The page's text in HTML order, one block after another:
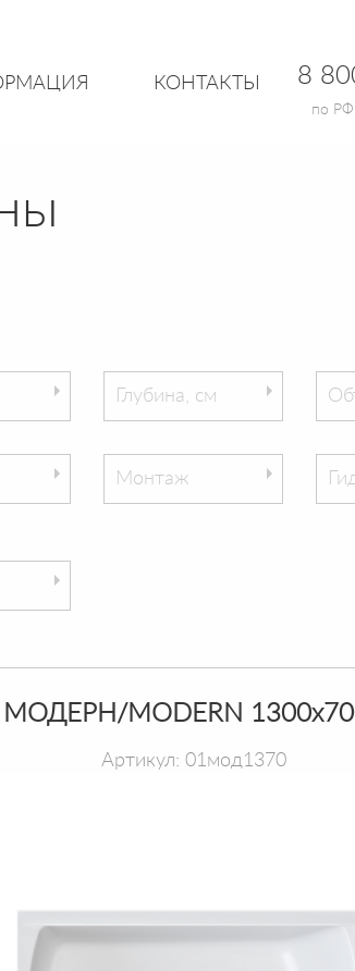
КОНТАКТЫ 8
по РФ
Глубина, см
Монтаж
МОДЕРН/MODERN
Артикул: 01мод1370